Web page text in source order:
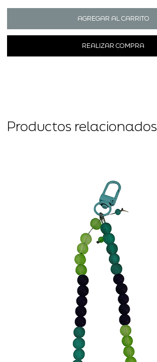
AGREGAR AL CARRITO
REALIZAR COMPRA
Productos relacionados